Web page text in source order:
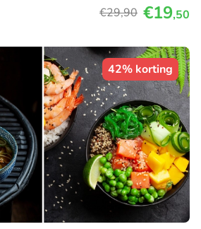
€29,90 €19,50
42% korting